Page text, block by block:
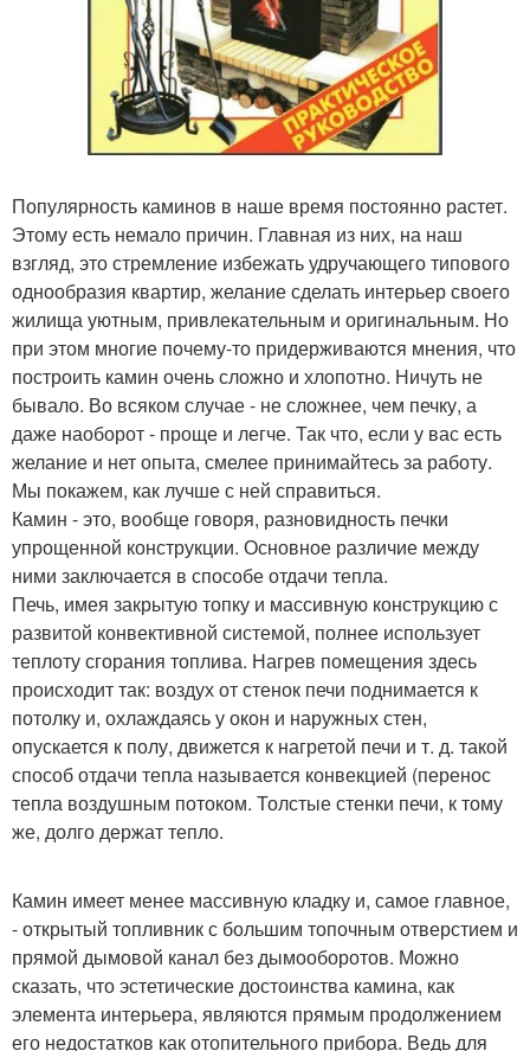
Популярность каминов в наше время постоянно растет.
Этому есть немало причин. Главная из них, на наш
взгляд, это стремление избежать удручающего типового
однообразия квартир, желание сделать интерьер своего
жилища уютным, привлекательным и оригинальным. Но
при этом многие почему-то придерживаются мнения, что
построить камин очень сложно и хлопотно. Ничуть не
бывало. Во всяком случае - не сложнее, чем печку, а
даже наоборот - проще и легче. Так что, если у вас есть
желание и нет опыта, смелее принимайтесь за работу.
Мы покажем, как лучше с ней справиться.
Камин - это, вообще говоря, разновидность печки
упрощенной конструкции. Основное различие между
ними заключается в способе отдачи тепла.
Печь, имея закрытую топку и массивную конструкцию с
развитой конвективной системой, полнее использует
теплоту сгорания топлива. Нагрев помещения здесь
происходит так: воздух от стенок печи поднимается к
потолку и, охлаждаясь у окон и наружных стен,
опускается к полу, движется к нагретой печи и т. д. такой
способ отдачи тепла называется конвекцией (перенос
тепла воздушным потоком. Толстые стенки печи, к тому
же, долго держат тепло.
Камин имеет менее массивную кладку и, самое главное,
- открытый топливник с большим топочным отверстием и
прямой дымовой канал без дымооборотов. Можно
сказать, что эстетические достоинства камина, как
элемента интерьера, являются прямым продолжением
его недостатков как отопительного прибора. Ведь для